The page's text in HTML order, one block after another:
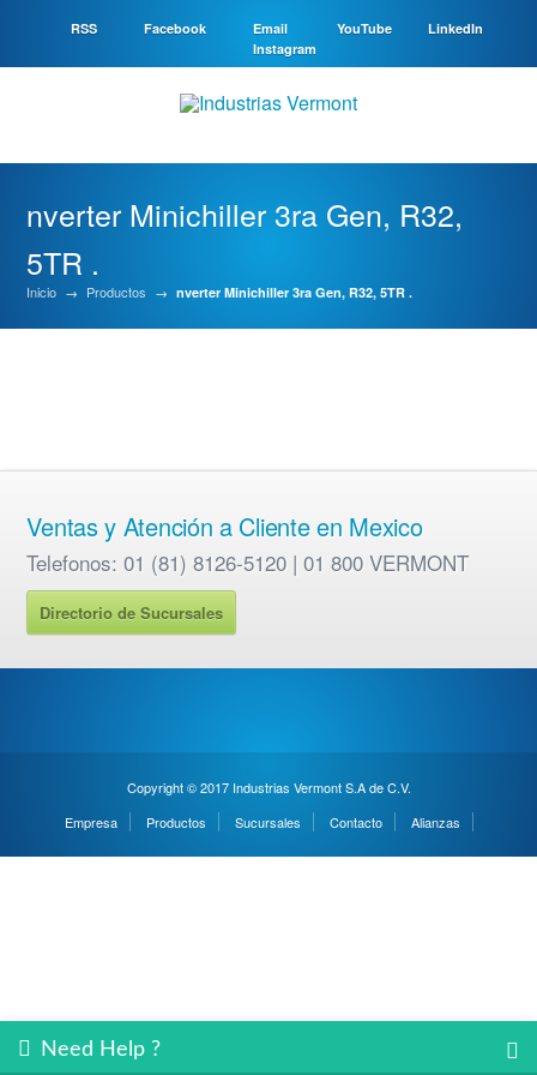
RSS Facebook Email YouTube
LinkedIn
Instagram
nverter Minichiller 3ra Gen, R32,
5TR .
Inicio → Productos → nverter Minichiller 3ra Gen, R32, 5TR .
Ventas y Atención a Cliente en Mexico
Telefonos: 01 (81) 8126-5120 | 01 800 VERMONT
Directorio de Sucursales
Copyright © 2017 Industrias Vermont S.A de C.V.
Empresa
Productos Sucursales Contacto Alianzas
Need Help ?